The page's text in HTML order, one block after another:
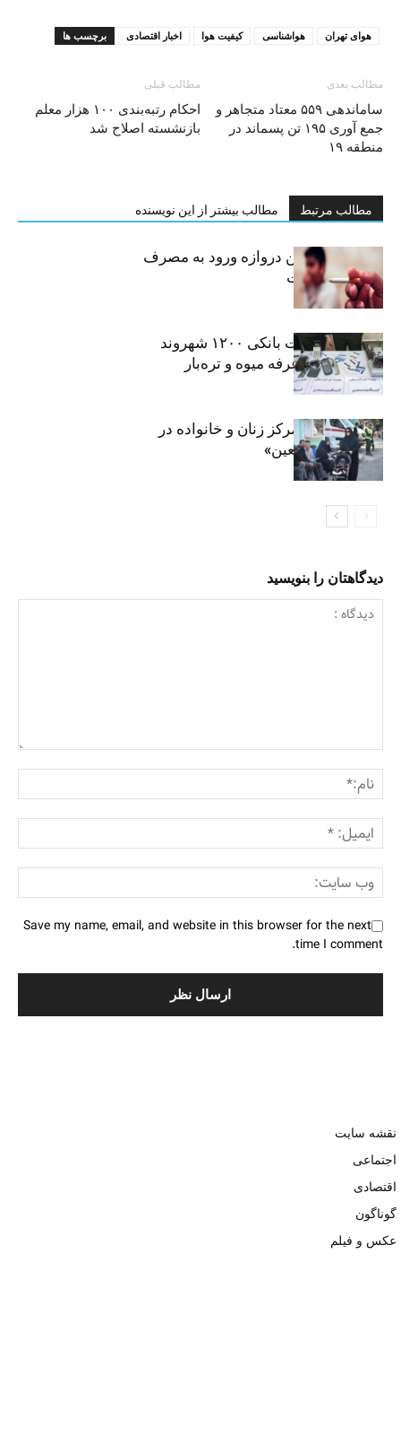
برچسب ها اخبار اقتصادی کیفیت هوا هواشناسی هوای تهران
مطالب قبلی
احکام رتبه‌بندی ۱۰۰ هزار معلم
بازنشسته اصلاح شد
مطالب بعدی
ساماندهی ۵۵۹ معتاد متجاهر و
جمع آوری ۱۹۵ تن پسماند در
منطقه ۱۹
مطالب مرتبط مطالب بیشتر از این نویسنده
سیگار، مهمترین دروازه ورود به مصرف
موادمخدر است
افشای اطلاعات بانکی ۱۲۰۰ شهروند
تهرانی در یک غرفه میوه و تره‌بار
روایت حضور مرکز زنان و خانواده در
«جاماندگان اربعین»
دیدگاهتان را بنویسید
Save my name, email, and website in this browser for the next
time I comment.
نقشه سایت
اجتماعی
اقتصادی
گوناگون
عکس و فیلم